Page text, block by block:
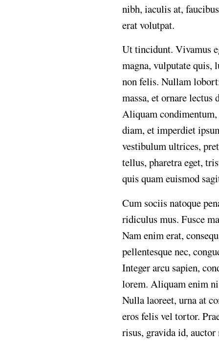
nibh, iaculis at,
erat volutpat.
Ut tincidunt. Vivamus
magna, vulputate quis,
non felis. Nullam
massa, et ornare
Aliquam condimentum,
diam, et imperdiet
vestibulum ultrices,
tellus, pharetra eget,
quis quam euismod
Cum sociis natoque
ridiculus mus. Fusce
Nam enim erat,
pellentesque nec,
Integer arcu sapien,
lorem. Aliquam enim
Nulla laoreet, urna at
eros felis vel tortor.
risus, gravida id,